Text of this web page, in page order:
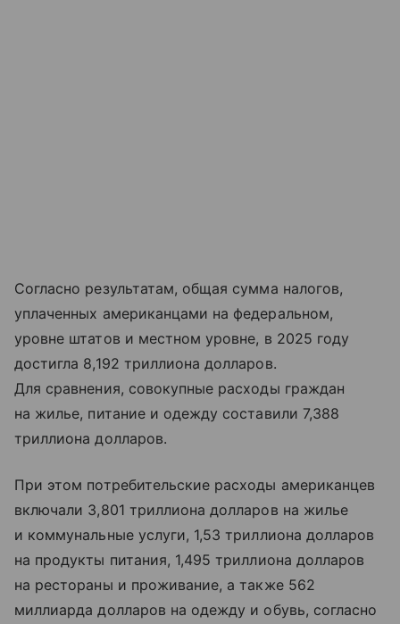
Согласно результатам, общая сумма налогов,
уплаченных американцами на федеральном,
уровне штатов и местном уровне, в 2025 году
достигла 8,192 триллиона долларов.
Для сравнения, совокупные расходы граждан
на жилье, питание и одежду составили 7,388
триллиона долларов.
При этом потребительские расходы американцев
включали 3,801 триллиона долларов на жилье
и коммунальные услуги, 1,53 триллиона долларов
на продукты питания, 1,495 триллиона долларов
на рестораны и проживание, а также 562
миллиарда долларов на одежду и обувь, согласно